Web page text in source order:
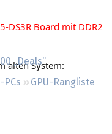
„Deals“
PCs
GPU-Rangliste
DS3R Board mit DDR2
alten System: